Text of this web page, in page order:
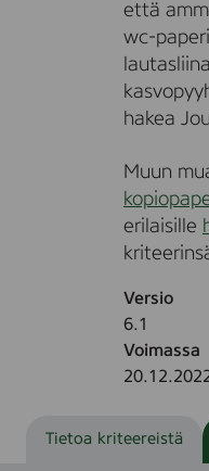
että
wc-
hakea
Muun
erilaisille
Versio
6.1
Voimassa
Tietoa kriteereistä